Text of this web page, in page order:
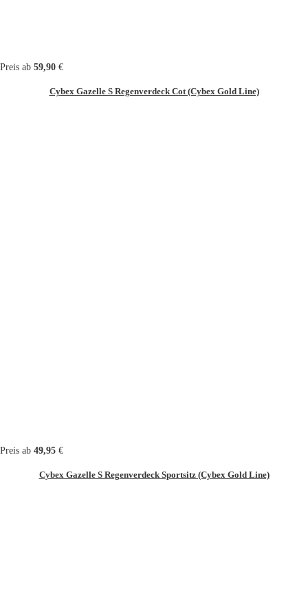
Preis ab 59,90 €
Cybex Gazelle S Regenverdeck Cot (Cybex Gold Line)
Preis ab 49,95 €
Cybex Gazelle S Regenverdeck Sportsitz (Cybex Gold Line)